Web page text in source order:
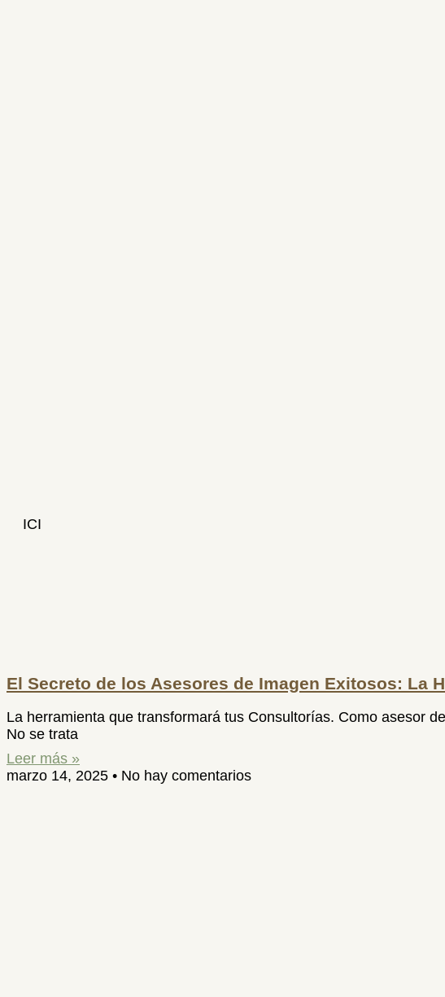
ICI
El Secreto de los Asesores de Imagen Exitosos: La
La herramienta que transformará tus Consultorías. Como asesor
No se trata
Leer más »
marzo 14, 2025
No hay comentarios